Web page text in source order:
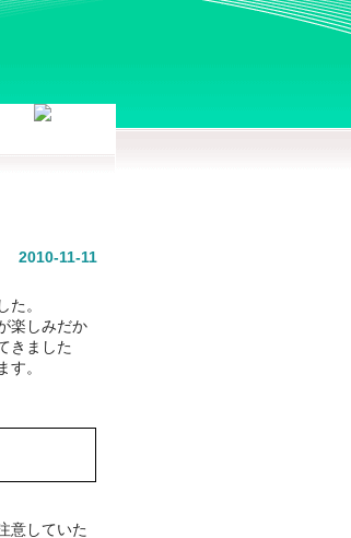
2010-11-11
。
楽しみだか
きました
。
意していた